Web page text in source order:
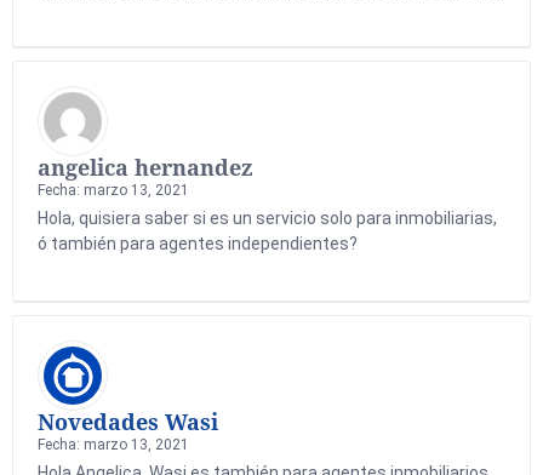
angelica hernandez
Fecha: marzo 13, 2021
Hola, quisiera saber si es un servicio solo para inmobiliarias,
ó también para agentes independientes?
Novedades Wasi
Fecha: marzo 13, 2021